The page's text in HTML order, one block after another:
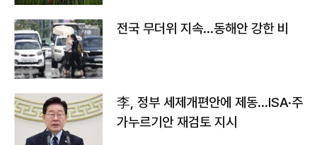
전국 무더위 지속…동해안 강한 비
李, 정부 세제개편안에 제동…ISA·주
가누르기안 재검토 지시